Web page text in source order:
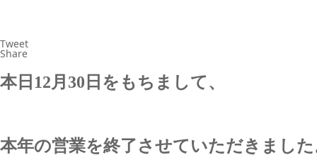
Tweet
Share
本日12月30日をもちまして、
本年の営業を終了させていただきまし